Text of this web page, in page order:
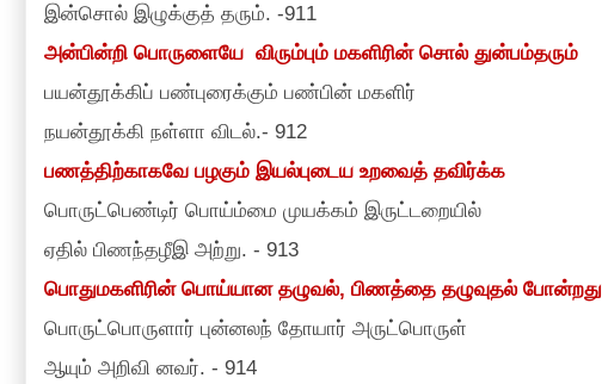
இன்சொல் இழுக்குத் தரும். -911
அன்பின்றி பொருளையே விரும்பும் மகளிரின் சொல் துன்பம்தரும்
பயன்தூக்கிப் பண்புரைக்கும் பண்பின் மகளிர்
நயன்தூக்கி நள்ளா விடல்.- 912
பணத்திற்காகவே பழகும் இயல்புடைய உறவைத் தவிர்க்க
பொருட்பெண்டிர் பொய்ம்மை முயக்கம் இருட்டறையில்
ஏதில் பிணந்தழீஇ அற்று. - 913
பொதுமகளிரின் பொய்யான தழுவல், பிணத்தை தழுவுதல் போன்றது
பொருட்பொருளார் புன்னலந் தோயார் அருட்பொருள்
ஆயும் அறிவி னவர். - 914